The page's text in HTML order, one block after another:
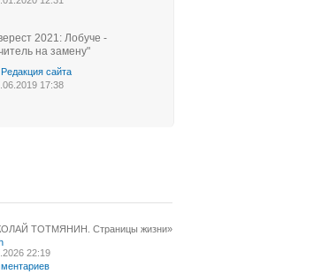
2021: Лобуче -
на замену"
Редакция сайта
17:38
ТОТМЯНИН. Страницы жизни»
22:19